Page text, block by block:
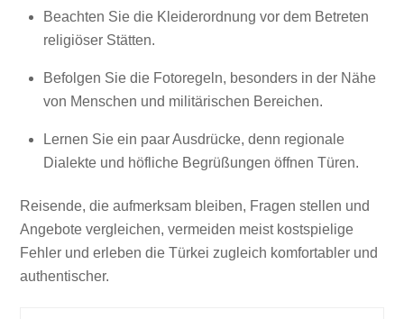
Beachten Sie die Kleiderordnung vor dem Betreten
religiöser Stätten.
Befolgen Sie die Fotoregeln, besonders in der Nähe
von Menschen und militärischen Bereichen.
Lernen Sie ein paar Ausdrücke, denn regionale
Dialekte und höfliche Begrüßungen öffnen Türen.
Reisende, die aufmerksam bleiben, Fragen stellen und
Angebote vergleichen, vermeiden meist kostspielige
Fehler und erleben die Türkei zugleich komfortabler und
authentischer.